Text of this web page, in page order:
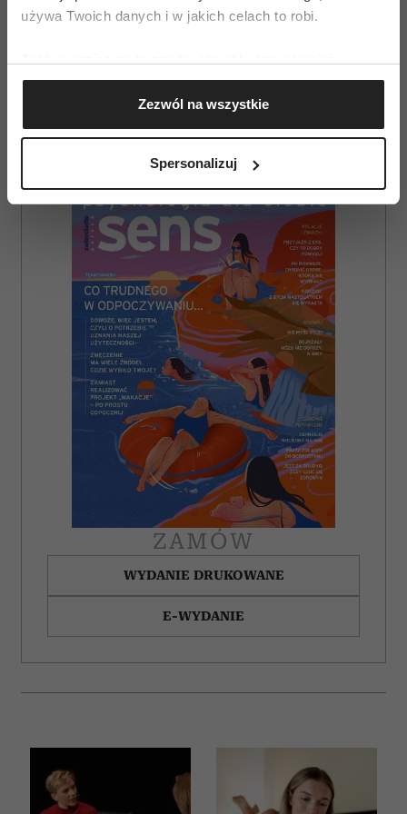
używa Twoich danych i w jakich celach to robi.
Gromadzić dane dotyczące Twojej lokalizacji
geograficznej z dokładnością nawet do kilku metrów
Identyfikować Twoje urządzenie, aktywnie
(fingerprinting, czyli wirtualny odcisk palca)
dane są przetwarzane oraz ustaw własne preferencje w
sekcji szczegółów. W Deklaracji plików cookie możesz
zmienić lub wycofać swoją zgodę w dowolnej chwili.
Wykorzystujemy pliki cookie do spersonalizowania treści
i reklam, aby oferować funkcje społecznościowe i
analizować ruch w naszej witrynie. Informacje o tym, jak
korzystasz z naszej witryny, udostępniamy partnerom
społecznościowym, reklamowym i analitycznym.
Partnerzy mogą połączyć te informacje z innymi danymi
otrzymanymi od Ciebie lub uzyskanymi podczas
korzystania z ich usług.
Zezwól na wszystkie
Spersonalizuj
(42%) i wspólne spacery (40%).
ZAMÓW
WYDANIE DRUKOWANE
E-WYDANIE